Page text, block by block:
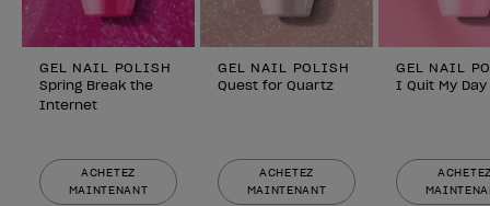
GEL NAIL POLISH
Spring Break the
Internet
ACHETEZ
MAINTENANT
GEL NAIL POLISH
Quest for Quartz
ACHETEZ
MAINTENANT
GEL NAIL
I Quit My